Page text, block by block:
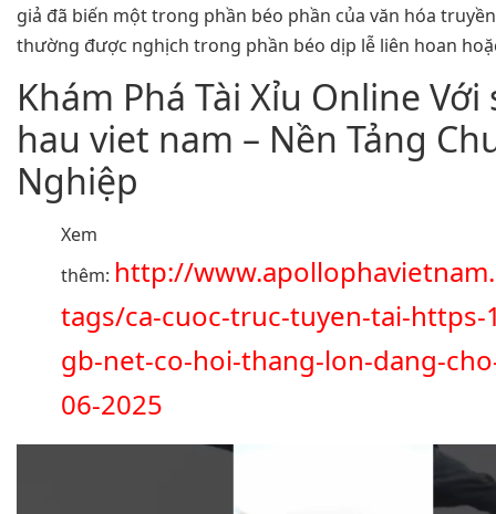
giả đã biến một trong phần béo phần của văn hóa
thường được nghịch trong phần béo dịp lễ liên hoan
Khám Phá Tài Xỉu Online Với
hau viet nam – Nền Tảng
Nghiệp
Xem
thêm: http://
tags/ca-cuoc-truc-tuyen-tai-https-
gb-net-co-hoi-thang-lon-dang-
06-2025